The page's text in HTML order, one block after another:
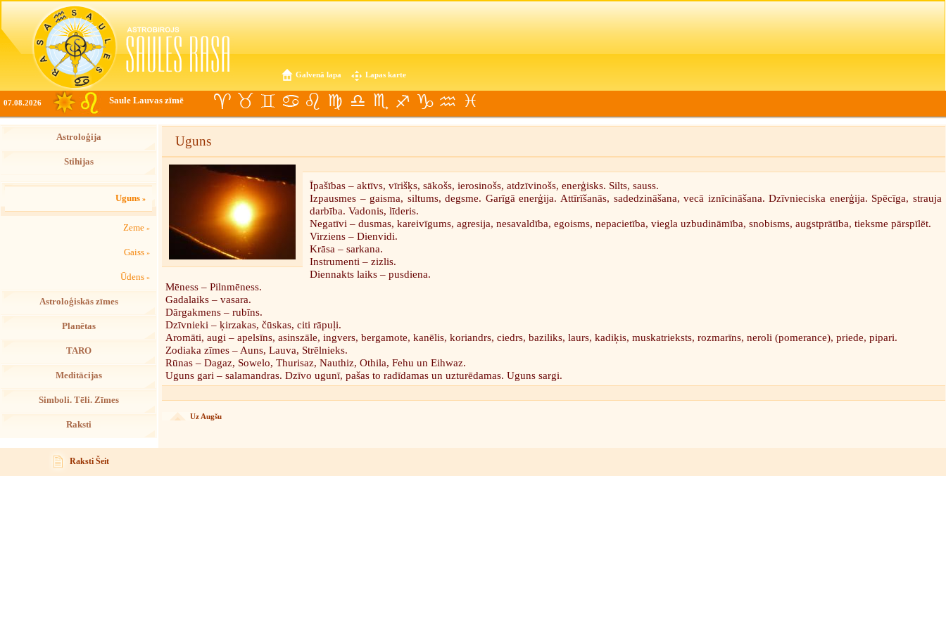
Galvenā lapa Lapas karte
07.08.2026 Saule Lauvas zīmē
Astroloģija
Stihijas
Uguns »
Zeme »
Gaiss »
Ūdens »
Astroloģiskās zīmes
Planētas
TARO
Meditācijas
Simboli. Tēli. Zīmes
Raksti
Uguns
Īpašības – aktīvs, vīrišķs, sākošs, ierosinošs, atdzīvinošs, enerģisks. Silts, sauss.
Izpausmes – gaisma, siltums, degsme. Garīgā enerģija. Attīrīšanās, sadedzināšana, vecā iznīcināšana. Dzīvnieciska enerģija. Spēcīga, strauja
darbība. Vadonis, līderis.
Negatīvi – dusmas, kareivīgums, agresija, nesavaldība, egoisms, nepacietība, viegla uzbudināmība, snobisms, augstprātība, tieksme pārspīlēt.
Virziens – Dienvidi.
Krāsa – sarkana.
Instrumenti – zizlis.
Diennakts laiks – pusdiena.
Mēness – Pilnmēness.
Gadalaiks – vasara.
Dārgakmens – rubīns.
Dzīvnieki – ķirzakas, čūskas, citi rāpuļi.
Aromāti, augi – apelsīns, asinszāle, ingvers, bergamote, kanēlis, koriandrs, ciedrs, baziliks, laurs, kadiķis, muskatrieksts, rozmarīns, neroli (pomerance), priede, pipari.
Zodiaka zīmes – Auns, Lauva, Strēlnieks.
Rūnas – Dagaz, Sowelo, Thurisaz, Nauthiz, Othila, Fehu un Eihwaz.
Uguns gari – salamandras. Dzīvo ugunī, pašas to radīdamas un uzturēdamas. Uguns sargi.
Uz Augšu
Raksti Šeit